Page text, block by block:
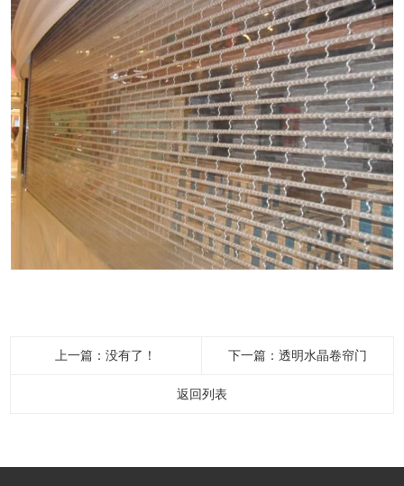
上一篇：没有了！ 下一篇：透明水晶卷帘门
返回列表